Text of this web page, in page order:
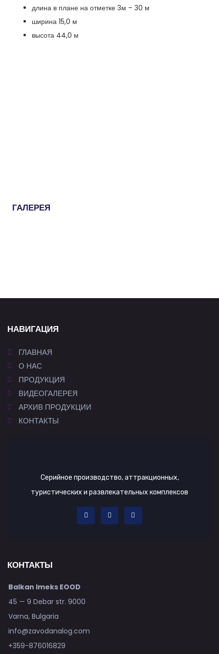
длина в плане на отметке 3м – 30 м
ширина 15,0 м
высота 44,0 м
ГАЛЕРЕЯ
НАВИГАЦИЯ
ГЛАВНАЯ
О НАС
ПРОДУКЦИЯ
ВИДЕОГАЛЕРЕЯ
АРХИВ ПРОДУКЦИИ
КОНТАКТЫ
Серийное производство, аттракционных,
туристических и развлекательных комплексов
КОНТАКТЫ
Balkan Imeks EOOD
45 — 9 Debar str. 9000
Varna, Bulgaria
info@zavodanalog.com
+359-876016829